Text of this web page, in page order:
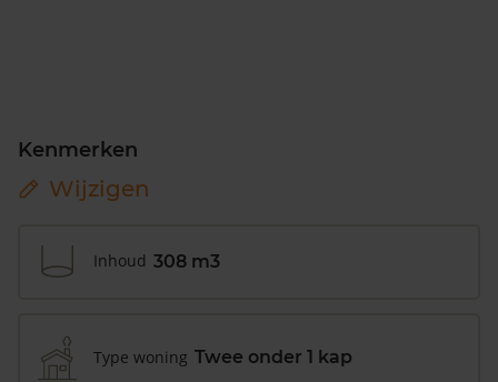
Kenmerken
Wijzigen
Inhoud 308 m3
Type woning Twee onder 1 kap